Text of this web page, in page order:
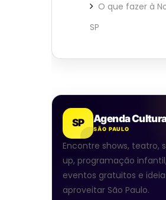
O que fazer à
SP
SP Agenda
SÃO PAULO
Encontre shows, teatro,
up, programação infantil,
eventos gratuitos e
aproveitar São Paulo.